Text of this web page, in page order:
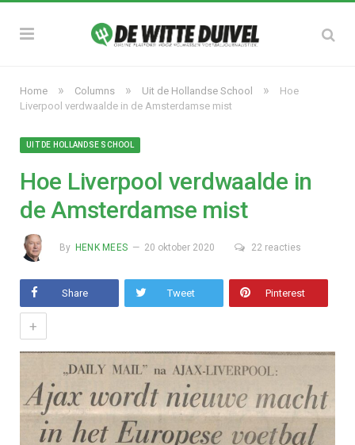
Home » Columns » Uit de Hollandse School »
Hoe
Liverpool verdwaalde in de Amsterdamse mist
UIT DE HOLLANDSE SCHOOL
Hoe Liverpool verdwaalde in
de Amsterdamse mist
By HENK MEES 20 oktober 2020 22 reacties
Share Tweet Pinterest
+